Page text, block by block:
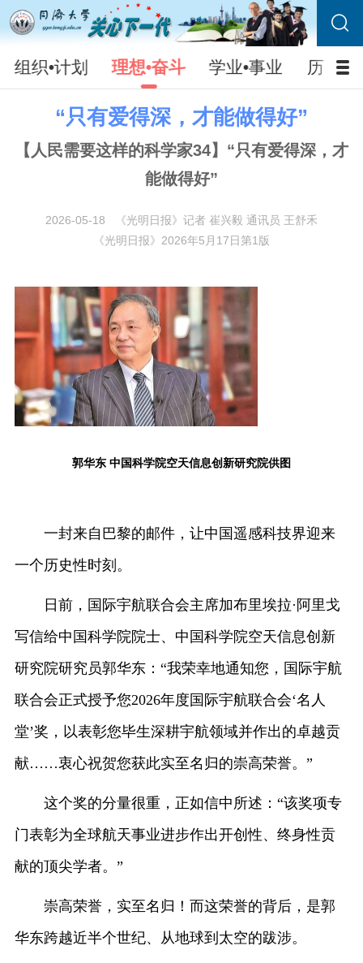
组织•计划 理想•奋斗 学业•事业 历史•
“只有爱得深，才能做得好”
【人民需要这样的科学家34】“只有爱得深，才
能做得好”
2026-05-18
《光明日报》记者 崔兴毅 通讯员 王舒禾
《光明日报》2026年5月17日第1版
郭华东 中国科学院空天信息创新研究院供图
一封来自巴黎的邮件，让中国遥感科技界迎来
一个历史性时刻。
日前，国际宇航联合会主席加布里埃拉·阿里戈
写信给中国科学院院士、中国科学院空天信息创新
研究院研究员郭华东：“我荣幸地通知您，国际宇航
联合会正式授予您2026年度国际宇航联合会‘名人
堂’奖，以表彰您毕生深耕宇航领域并作出的卓越贡
献……衷心祝贺您获此实至名归的崇高荣誉。”
这个奖的分量很重，正如信中所述：“该奖项专
门表彰为全球航天事业进步作出开创性、终身性贡
献的顶尖学者。”
崇高荣誉，实至名归！而这荣誉的背后，是郭
华东跨越近半个世纪、从地球到太空的跋涉。